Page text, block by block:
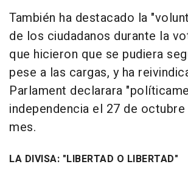
También ha destacado la
de los ciudadanos durante la
que hicieron que se pudiera
pese a las cargas, y ha
Parlament declarara
independencia el 27 de
mes.
LA DIVISA: "LIBERTAD O LIBERTAD"